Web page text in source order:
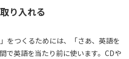
り入れる
をつくるためには、「さあ、英語を
で英語を当たり前に使います。CDや